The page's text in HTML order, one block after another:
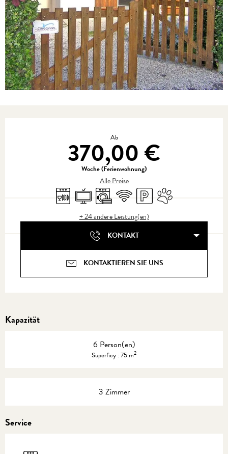
Ab
370,00 €
Woche (Ferienwohnung)
Alle Preise
Geschirrspülmaschine
FernsehenWaschmaschine
Wi-Fi ParkplatzTiere erlaubt
+ 24 andere Leistung(en)
KONTAKT
KONTAKTIEREN SIE UNS
Kapazität
6 Person(en)
Superficy : 75 m2
3 Zimmer
Service